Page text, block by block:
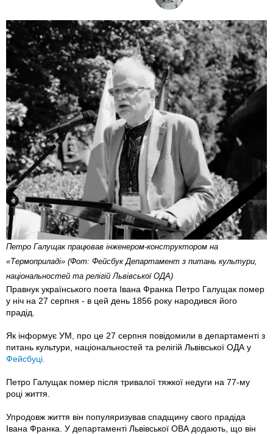
Петро Галущак працював інженером-конструктором на
«Термоприладі» (Фот: Фейсбук Департамент з питань культури,
національностей та релігій Львівської ОДА)
Правнук українського поета Івана Франка Петро Галущак помер
у ніч на 27 серпня - в цей день 1856 року народився його
прадід.
Як інформує УМ, про це 27 серпня повідомили в департаменті з
питань культури, національностей та релігій Львівської ОДА у
Фейсбуці.
Петро Галущак помер після тривалої тяжкої недуги на 77-му
році життя.
Упродовж життя він популяризував спадщину свого прадіда
Івана Франка. У департаменті Львівської ОВА додають, що він